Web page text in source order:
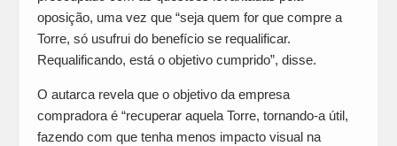
oposição, uma vez que “seja quem for que compre a
Torre, só usufrui do benefício se requalificar.
Requalificando, está o objetivo cumprido”, disse.
O autarca revela que o objetivo da empresa
compradora é “recuperar aquela Torre, tornando-a útil,
fazendo com que tenha menos impacto visual na